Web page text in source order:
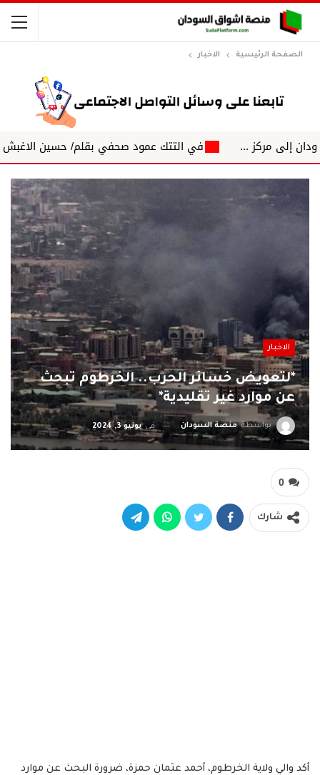
الصفحة الرئيسية الاخبار
... في التتك عمود صحفي بقلم/ حسين الاغبش التكتلات
الاخبار
*لتعويض خسائر الحرب.. الخرطوم تبحث
عن موارد غير تقليدية*
بواسطةمنصة السودان فييونيو 3, 2024
0
شارك
أكد والي ولاية الخرطوم، أحمد عثمان حمزة، ضرورة البحث عن موارد